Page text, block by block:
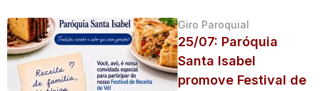
Giro Paroquial
25/07: Paróquia
Santa Isabel
promove Festival de